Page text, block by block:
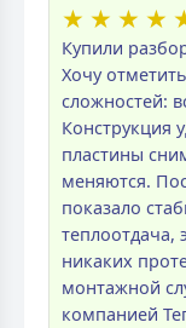
★ ★ ★ ★
Купили
Хочу
сложностей:
Конструкция
пластины
меняются.
показало
теплоотдача,
никаких
монтажной
компанией